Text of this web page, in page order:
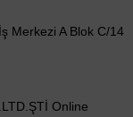
Merkezi A Blok C/14
Online